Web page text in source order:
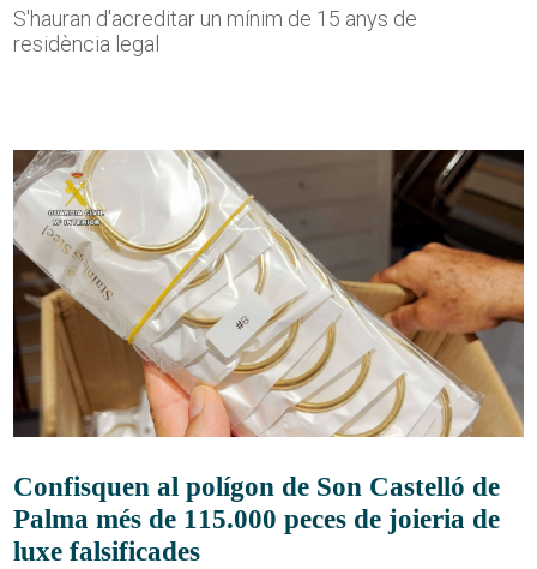
S'hauran d'acreditar un mínim de 15 anys de
residència legal
Confisquen al polígon de Son Castelló de
Palma més de 115.000 peces de joieria de
luxe falsificades